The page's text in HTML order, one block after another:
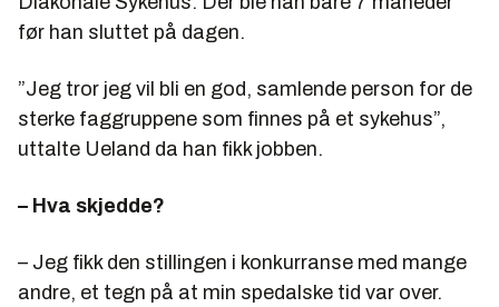
før han sluttet på dagen.
”Jeg tror jeg vil bli en god, samlende person for de
sterke faggruppene som finnes på et sykehus”,
uttalte Ueland da han fikk jobben.
– Hva skjedde?
– Jeg fikk den stillingen i konkurranse med mange
andre, et tegn på at min spedalske tid var over.